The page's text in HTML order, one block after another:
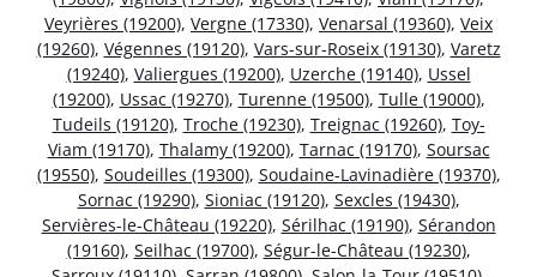
Veyrières (19200), Vergne (17330), Venarsal (19360), Veix
(19260), Végennes (19120), Vars-sur-Roseix (19130), Varetz
(19240), Valiergues (19200), Uzerche (19140), Ussel
(19200), Ussac (19270), Turenne (19500), Tulle (19000),
Tudeils (19120), Troche (19230), Treignac (19260), Toy-
Viam (19170), Thalamy (19200), Tarnac (19170), Soursac
(19550), Soudeilles (19300), Soudaine-Lavinadière (19370),
Sornac (19290), Sioniac (19120), Sexcles (19430),
Servières-le-Château (19220), Sérilhac (19190), Sérandon
(19160), Seilhac (19700), Ségur-le-Château (19230),